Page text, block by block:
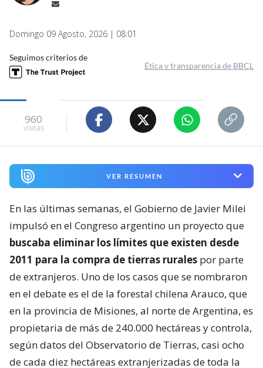
Domingo 09 Agosto, 2026 | 08:01
Seguimos criterios de
Ética y transparencia de BBCL
960
visitas
VER RESUMEN
En las últimas semanas, el Gobierno de Javier Milei
impulsó en el Congreso argentino un proyecto que
buscaba eliminar los límites que existen desde
2011 para la compra de tierras rurales por parte
de extranjeros. Uno de los casos que se nombraron
en el debate es el de la forestal chilena Arauco, que
en la provincia de Misiones, al norte de Argentina, es
propietaria de más de 240.000 hectáreas y controla,
según datos del Observatorio de Tierras, casi ocho
de cada diez hectáreas extranjerizadas de toda la